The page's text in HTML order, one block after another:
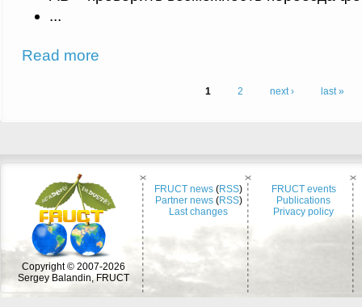
...
Read more
1 2 next › last »
Copyright © 2007-2026
Sergey Balandin, FRUCT
FRUCT news (RSS)
Partner news (RSS)
Last changes
FRUCT events
Publications
Privacy policy